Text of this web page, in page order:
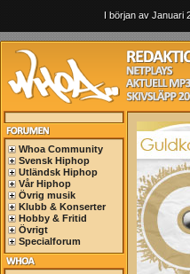
I början av Januari
Whoa Community
Svensk Hiphop
Utländsk Hiphop
Vår Hiphop
Övrig musik
Klubb & Konserter
Hobby & Fritid
Övrigt
Specialforum